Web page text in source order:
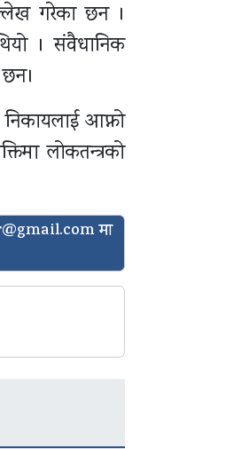
गरेका छन ।
। संवैधानिक
आफ्नो
लोकतन्त्रको
मा